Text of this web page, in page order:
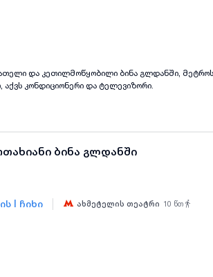
და კეთილმოწყობილი ბინა გლდანში,
აქვს კონდიციონერი და ტელევიზორი.
ბინა გლდანში
I ჩიხი ახმეტელის თეატრი 10 წთ